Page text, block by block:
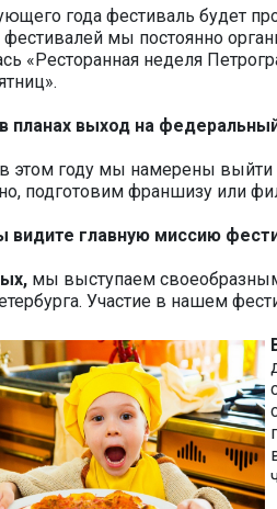
года фестиваль будет
мы постоянно
«Ресторанная неделя
планах выход на
этом году мы намерены
подготовим франшизу или
видите главную миссию
мы выступаем
Участие в нашем